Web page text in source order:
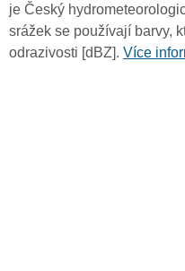
je Český
srážek se používají barvy,
odrazivosti [dBZ]. Více